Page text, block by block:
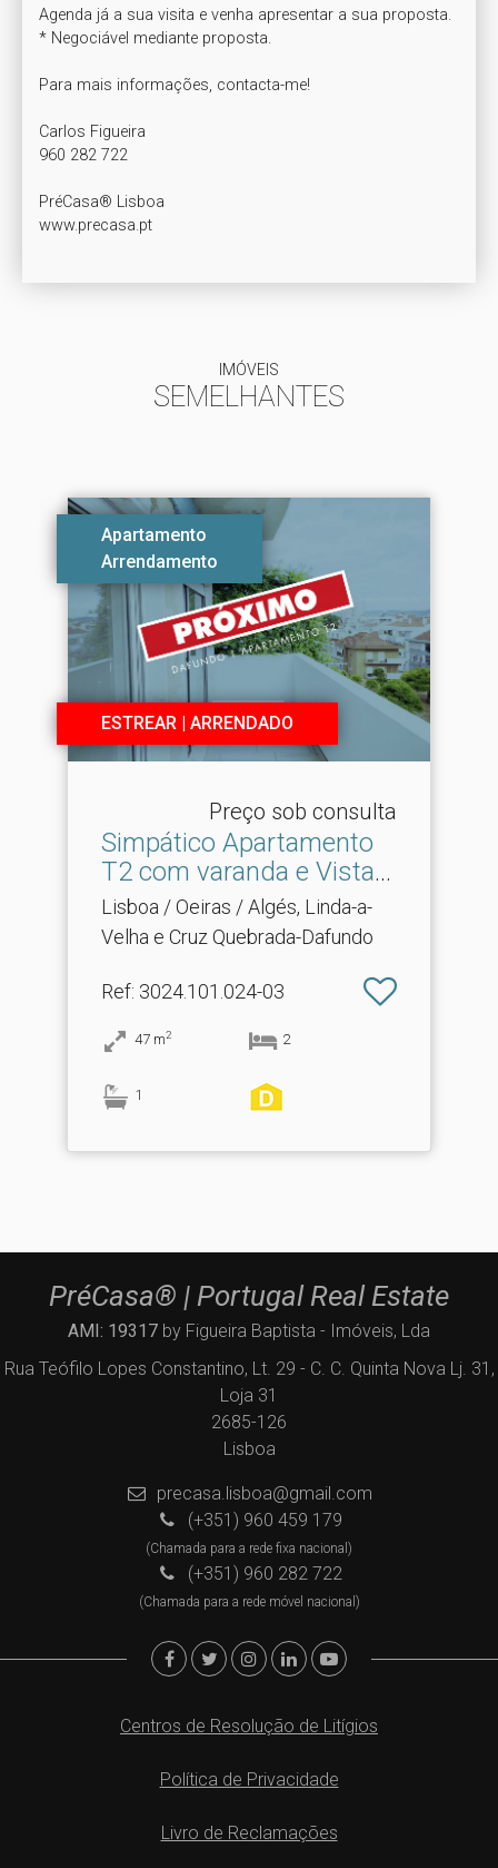
Agenda já a sua visita e venha apresentar a sua proposta.
* Negociável mediante proposta.
Para mais informações, contacta-me!
Carlos Figueira
960 282 722
PréCasa® Lisboa
IMÓVEIS
SEMELHANTES
Apartamento
Arrendamento
ESTREAR | ARRENDADO
Preço sob consulta
Simpático Apartamento
T2 com varanda e Vista .​
..Lisboa / Oeiras / Algés, Linda-a-
Velha e Cruz Quebrada-Dafundo
Ref: 3024.101.024-03
47 m2 2
1
PréCasa® | Portugal Real Estate
AMI: 19317 by Figueira Baptista - Imóveis, Lda
Rua Teófilo Lopes Constantino, Lt. 29 - C. C. Quinta Nova Lj. 31,
Loja 31
2685-126
Lisboa
precasa.lisboa@gmail.com
(+351) 960 459 179
(Chamada para a rede fixa nacional)
(+351) 960 282 722
(Chamada para a rede móvel nacional)
Centros de Resolução de Litígios
Política de Privacidade
Livro de Reclamações